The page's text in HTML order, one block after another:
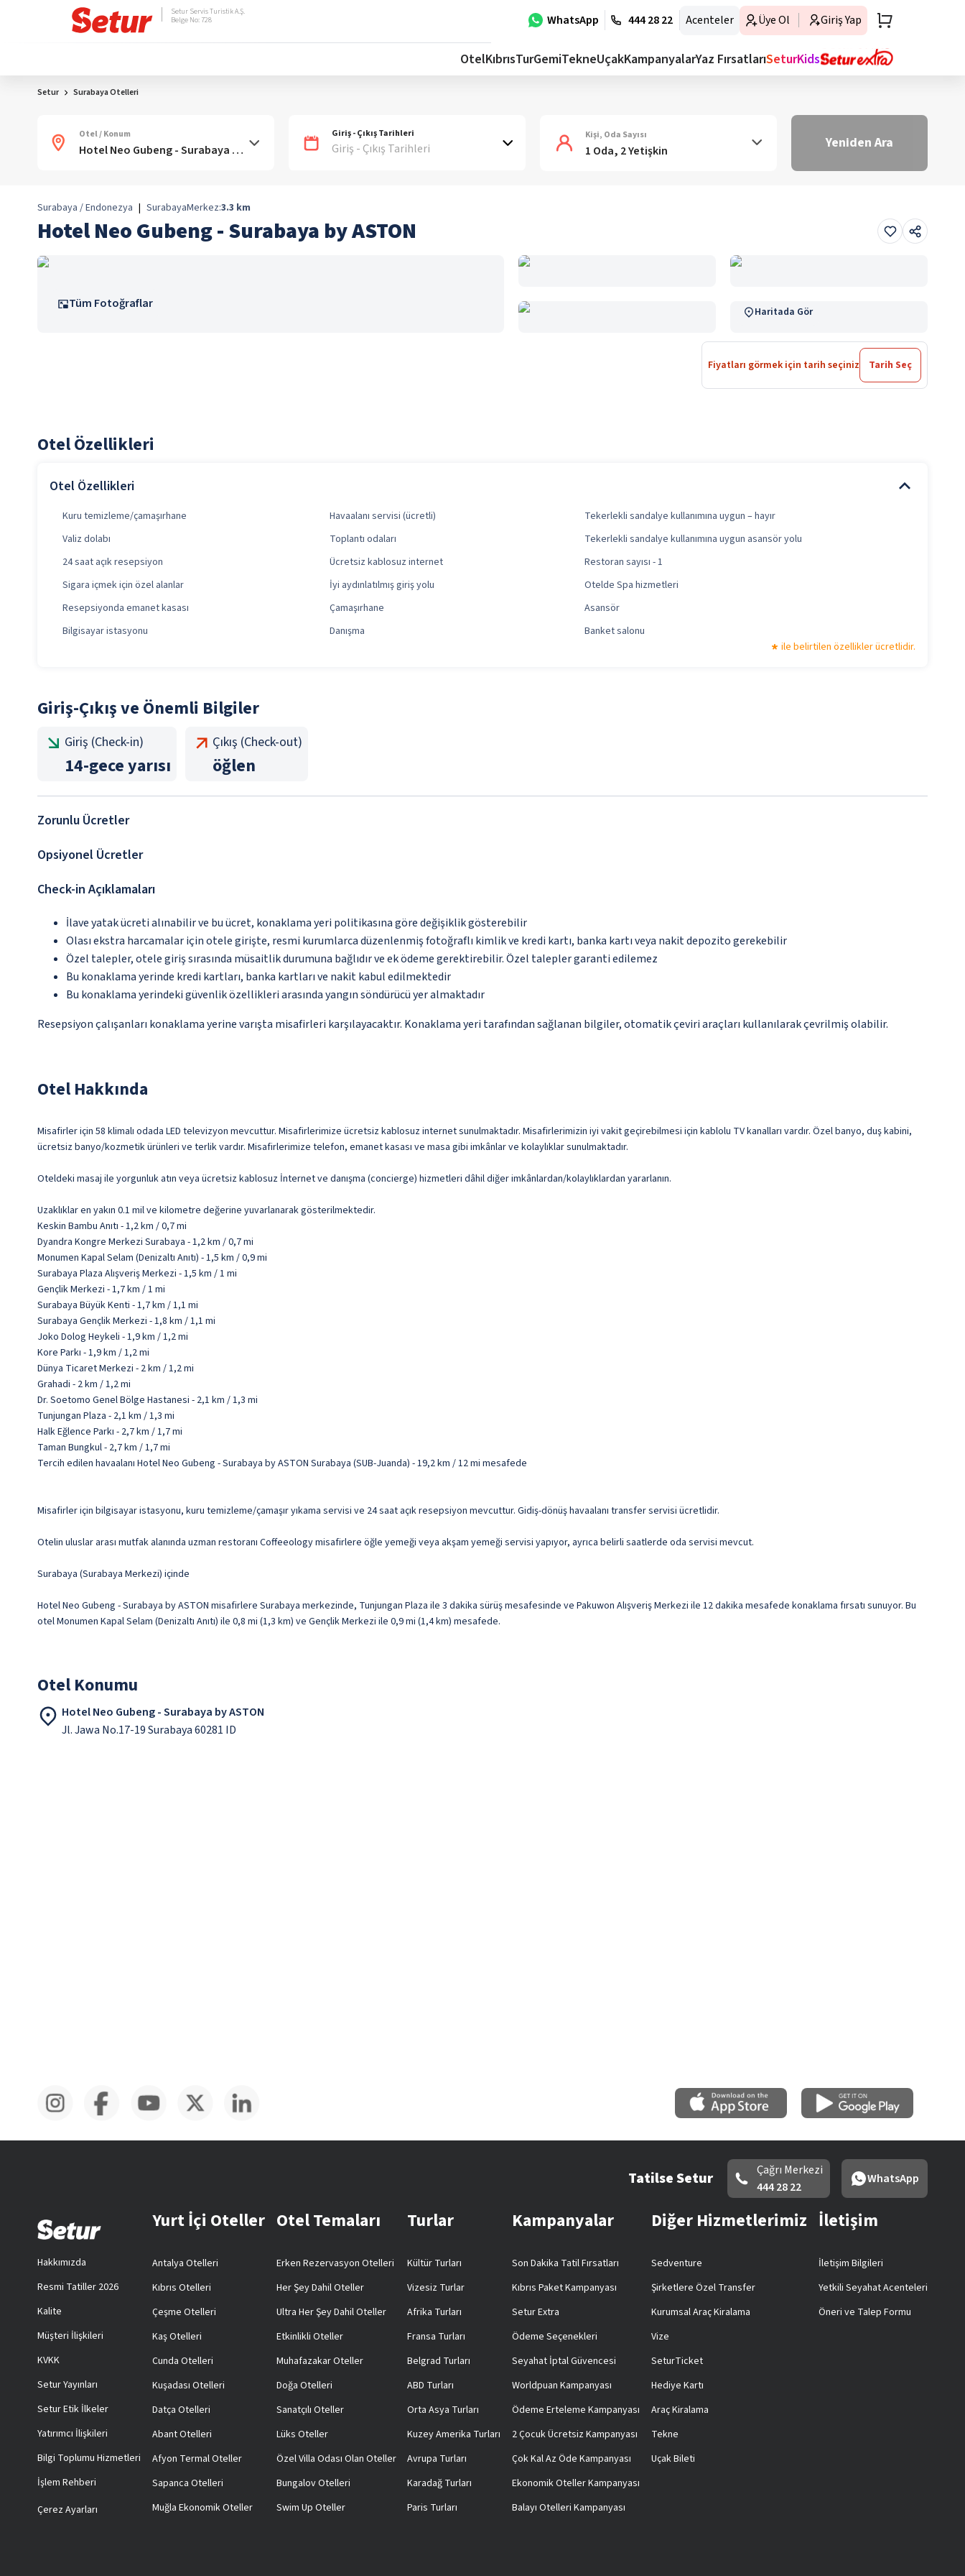
WhatsApp 444 28 22 Acenteler Üye Ol Giriş Yap
Setur Servis Turistik A.Ş.
Belge No: 728
OtelKıbrısTurGemiTekneUçakKampanyalarYaz FırsatlarıSeturKids
Setur Surabaya Otelleri
Otel / Konum Giriş - Çıkış Tarihleri
Giriş - Çıkış Tarihleri
Kişi, Oda Sayısı
1 Oda, 2 Yetişkin Yeniden Ara
Surabaya / Endonezya | SurabayaMerkez:3.3 km
Hotel Neo Gubeng - Surabaya by ASTON
Tüm Fotoğraflar
Haritada Gör
Fiyatları görmek için tarih seçiniz Tarih Seç
Otel Özellikleri
Otel Özellikleri
Kuru temizleme/çamaşırhane Havaalanı servisi (ücretli)
Tekerlekli sandalye kullanımına uygun – hayır
Valiz dolabı
Toplantı odaları
Tekerlekli sandalye kullanımına uygun asansör yolu
24 saat açık resepsiyon
Ücretsiz kablosuz internet
Restoran sayısı - 1
Sigara içmek için özel alanlar
İyi aydınlatılmış giriş yolu
Otelde Spa hizmetleri
Resepsiyonda emanet kasası
Çamaşırhane
Asansör
Bilgisayar istasyonu
Danışma
Banket salonu
ile belirtilen özellikler ücretlidir.
Giriş-Çıkış ve Önemli Bilgiler
Giriş (Check-in)
14-gece yarısı
Çıkış (Check-out)
öğlen
Zorunlu Ücretler
Opsiyonel Ücretler
Check-in Açıklamaları
İlave yatak ücreti alınabilir ve bu ücret, konaklama yeri politikasına göre değişiklik gösterebilir
Olası ekstra harcamalar için otele girişte, resmi kurumlarca düzenlenmiş fotoğraflı kimlik ve kredi kartı, banka kartı veya nakit depozito gerekebilir
Özel talepler, otele giriş sırasında müsaitlik durumuna bağlıdır ve ek ödeme gerektirebilir. Özel talepler garanti edilemez
Bu konaklama yerinde kredi kartları, banka kartları ve nakit kabul edilmektedir
Bu konaklama yerindeki güvenlik özellikleri arasında yangın söndürücü yer almaktadır
Resepsiyon çalışanları konaklama yerine varışta misafirleri karşılayacaktır. Konaklama yeri tarafından sağlanan bilgiler, otomatik çeviri araçları kullanılarak çevrilmiş olabilir.
Otel Hakkında
Misafirler için 58 klimalı odada LED televizyon mevcuttur. Misafirlerimize ücretsiz kablosuz internet sunulmaktadır. Misafirlerimizin iyi vakit geçirebilmesi için kablolu TV kanalları vardır. Özel banyo, duş kabini,
ücretsiz banyo/kozmetik ürünleri ve terlik vardır. Misafirlerimize telefon, emanet kasası ve masa gibi imkânlar ve kolaylıklar sunulmaktadır.
Oteldeki masaj ile yorgunluk atın veya ücretsiz kablosuz İnternet ve danışma (concierge) hizmetleri dâhil diğer imkânlardan/kolaylıklardan yararlanın.
Uzaklıklar en yakın 0.1 mil ve kilometre değerine yuvarlanarak gösterilmektedir.
Keskin Bambu Anıtı - 1,2 km / 0,7 mi
Dyandra Kongre Merkezi Surabaya - 1,2 km / 0,7 mi
Monumen Kapal Selam (Denizaltı Anıtı) - 1,5 km / 0,9 mi
Surabaya Plaza Alışveriş Merkezi - 1,5 km / 1 mi
Gençlik Merkezi - 1,7 km / 1 mi
Surabaya Büyük Kenti - 1,7 km / 1,1 mi
Surabaya Gençlik Merkezi - 1,8 km / 1,1 mi
Joko Dolog Heykeli - 1,9 km / 1,2 mi
Kore Parkı - 1,9 km / 1,2 mi
Dünya Ticaret Merkezi - 2 km / 1,2 mi
Grahadi - 2 km / 1,2 mi
Dr. Soetomo Genel Bölge Hastanesi - 2,1 km / 1,3 mi
Tunjungan Plaza - 2,1 km / 1,3 mi
Halk Eğlence Parkı - 2,7 km / 1,7 mi
Taman Bungkul - 2,7 km / 1,7 mi
Tercih edilen havaalanı Hotel Neo Gubeng - Surabaya by ASTON Surabaya (SUB-Juanda) - 19,2 km / 12 mi mesafede
Misafirler için bilgisayar istasyonu, kuru temizleme/çamaşır yıkama servisi ve 24 saat açık resepsiyon mevcuttur. Gidiş-dönüş havaalanı transfer servisi ücretlidir.
Otelin uluslar arası mutfak alanında uzman restoranı Coffeeology misafirlere öğle yemeği veya akşam yemeği servisi yapıyor, ayrıca belirli saatlerde oda servisi mevcut.
Surabaya (Surabaya Merkezi) içinde
Hotel Neo Gubeng - Surabaya by ASTON misafirlere Surabaya merkezinde, Tunjungan Plaza ile 3 dakika sürüş mesafesinde ve Pakuwon Alışveriş Merkezi ile 12 dakika mesafede konaklama fırsatı sunuyor. Bu
otel Monumen Kapal Selam (Denizaltı Anıtı) ile 0,8 mi (1,3 km) ve Gençlik Merkezi ile 0,9 mi (1,4 km) mesafede.
Otel Konumu
Hotel Neo Gubeng - Surabaya by ASTON
Jl. Jawa No.17-19 Surabaya 60281 ID
Tatilse Setur
Çağrı Merkezi
444 28 22
WhatsApp
Hakkımızda
Resmi Tatiller 2026
Kalite
Müşteri İlişkileri
KVKK
Setur Yayınları
Setur Etik İlkeler
Yatırımcı İlişkileri
Bilgi Toplumu Hizmetleri
İşlem Rehberi
Çerez Ayarları
Yurt İçi Oteller
Antalya Otelleri
Kıbrıs Otelleri
Çeşme Otelleri
Kaş Otelleri
Cunda Otelleri
Kuşadası Otelleri
Datça Otelleri
Abant Otelleri
Afyon Termal Oteller
Sapanca Otelleri
Muğla Ekonomik Oteller
Otel Temaları
Erken Rezervasyon Otelleri
Her Şey Dahil Oteller
Ultra Her Şey Dahil Oteller
Etkinlikli Oteller
Muhafazakar Oteller
Doğa Otelleri
Sanatçılı Oteller
Lüks Oteller
Özel Villa Odası Olan Oteller
Bungalov Otelleri
Swim Up Oteller
Turlar
Kültür Turları
Vizesiz Turlar
Afrika Turları
Fransa Turları
Belgrad Turları
ABD Turları
Orta Asya Turları
Kuzey Amerika Turları
Avrupa Turları
Karadağ Turları
Paris Turları
Kampanyalar
Son Dakika Tatil Fırsatları
Kıbrıs Paket Kampanyası
Setur Extra
Ödeme Seçenekleri
Seyahat İptal Güvencesi
Worldpuan Kampanyası
Ödeme Erteleme Kampanyası
2 Çocuk Ücretsiz Kampanyası
Çok Kal Az Öde Kampanyası
Ekonomik Oteller Kampanyası
Balayı Otelleri Kampanyası
Diğer Hizmetlerimiz
Sedventure
Şirketlere Özel Transfer
Kurumsal Araç Kiralama
Vize
SeturTicket
Hediye Kartı
Araç Kiralama
Tekne
Uçak Bileti
İletişim
İletişim Bilgileri
Yetkili Seyahat Acenteleri
Öneri ve Talep Formu